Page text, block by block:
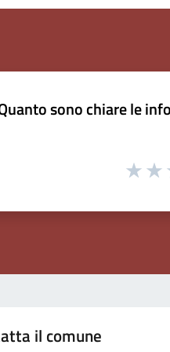
sono chiare le
il comune